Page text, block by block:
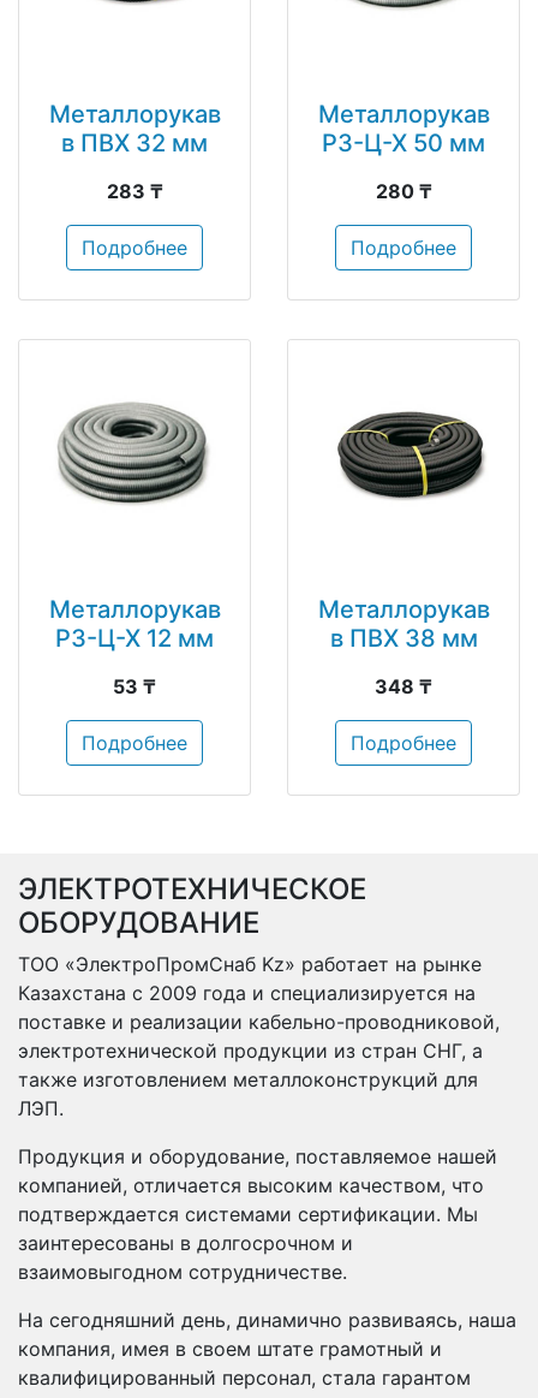
Металлорукав
в ПВХ 32 мм
283 ₸
Подробнее
Металлорукав
РЗ-Ц-Х 50 мм
280 ₸
Подробнее
Металлорукав
РЗ-Ц-Х 12 мм
53 ₸
Подробнее
Металлорукав
в ПВХ 38 мм
348 ₸
Подробнее
ЭЛЕКТРОТЕХНИЧЕСКОЕ
ОБОРУДОВАНИЕ
ТОО «ЭлектроПромСнаб Kz» работает на рынке
Казахстана с 2009 года и специализируется на
поставке и реализации кабельно-проводниковой,
электротехнической продукции из стран СНГ, а
также изготовлением металлоконструкций для
ЛЭП.
Продукция и оборудование, поставляемое нашей
компанией, отличается высоким качеством, что
подтверждается системами сертификации. Мы
заинтересованы в долгосрочном и
взаимовыгодном сотрудничестве.
На сегодняшний день, динамично развиваясь, наша
компания, имея в своем штате грамотный и
квалифицированный персонал, стала гарантом